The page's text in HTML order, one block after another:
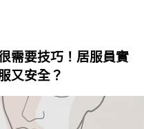
需要技巧！居服員實
又安全？